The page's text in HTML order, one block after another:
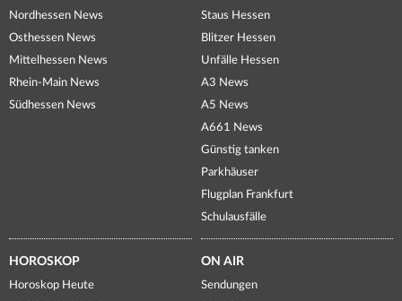
Nordhessen News
Osthessen News
Mittelhessen News
Rhein-Main News
Südhessen News
Staus Hessen
Blitzer Hessen
Unfälle Hessen
A3 News
A5 News
A661 News
Günstig tanken
Parkhäuser
Flugplan Frankfurt
Schulausfälle
HOROSKOP
Horoskop Heute
ON AIR
Sendungen